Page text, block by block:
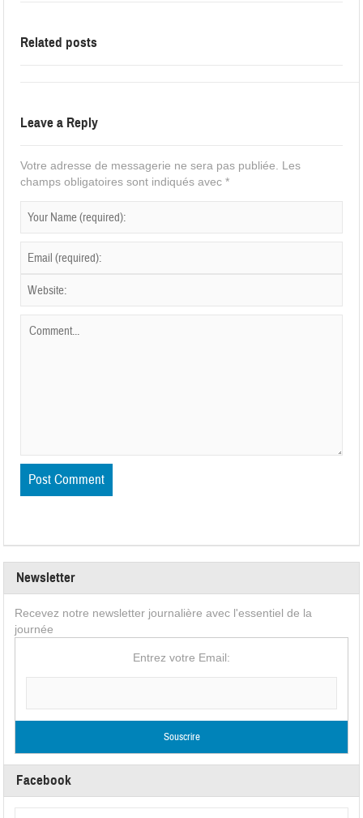
Related posts
Leave a Reply
Votre adresse de messagerie ne sera pas publiée. Les
champs obligatoires sont indiqués avec*
Newsletter
Recevez notre newsletter journalière avec l'essentiel de la
journée
Entrez votre Email:
Facebook